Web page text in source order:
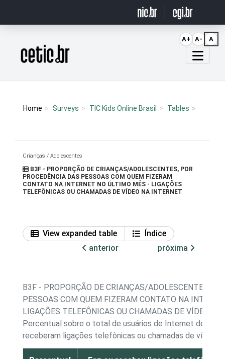
Página inicial
Home Surveys TIC Kids Online Brasil Tables
Crianças / Adolescentes
B3F - PROPORÇÃO DE CRIANÇAS/ADOLESCENTES, POR
PROCEDÊNCIA DAS PESSOAS COM QUEM FIZERAM
CONTATO NA INTERNET NO ÚLTIMO MÊS - LIGAÇÕES
TELEFÔNICAS OU CHAMADAS DE VÍDEO NA INTERNET
View expanded table
Índice
anterior
próxima
B3F - PROPORÇÃO DE CRIANÇAS/ADOLESCENTES,
PESSOAS COM QUEM FIZERAM CONTATO NA
LIGAÇÕES TELEFÔNICAS OU CHAMADAS DE VÍDEO
Percentual sobre o total de usuários de Internet de 11 a
receberam ligações telefônicas ou chamadas de vídeo
A+ A- A